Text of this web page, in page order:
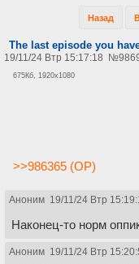
Назад
The last episode you
19/11/24 Втр 15:17:18
№
675Кб, 1920x1080
>>986365 (OP)
Аноним 19/11/24 Втр
Наконец-то норм
Аноним 19/11/24 Втр